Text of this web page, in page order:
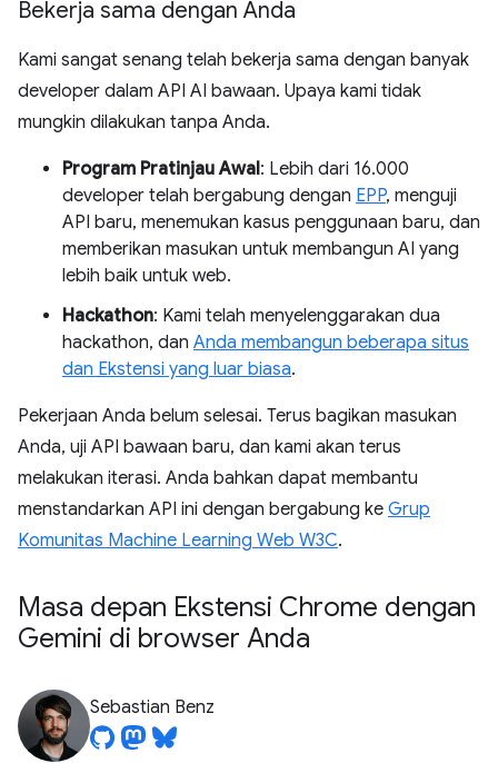
Bekerja sama dengan Anda
Kami sangat senang telah bekerja sama dengan banyak
developer dalam API AI bawaan. Upaya kami tidak
mungkin dilakukan tanpa Anda.
Program Pratinjau Awal: Lebih dari 16.000
developer telah bergabung dengan EPP, menguji
API baru, menemukan kasus penggunaan baru, dan
memberikan masukan untuk membangun AI yang
lebih baik untuk web.
Hackathon: Kami telah menyelenggarakan dua
hackathon, dan Anda membangun beberapa situs
dan Ekstensi yang luar biasa.
Pekerjaan Anda belum selesai. Terus bagikan masukan
Anda, uji API bawaan baru, dan kami akan terus
melakukan iterasi. Anda bahkan dapat membantu
menstandarkan API ini dengan bergabung ke Grup
Komunitas Machine Learning Web W3C.
Masa depan Ekstensi Chrome dengan
Gemini di browser Anda
Sebastian Benz